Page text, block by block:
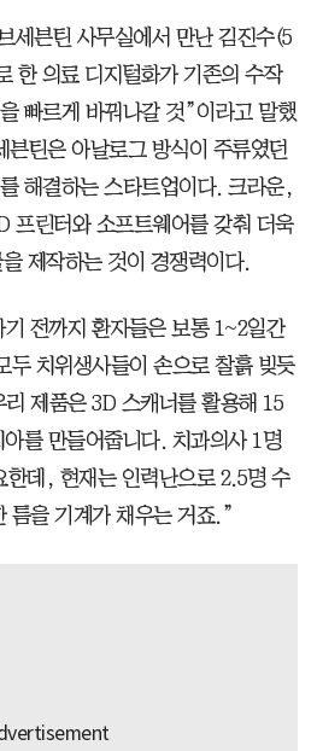
세븐틴 사무실에서 만난 김진수(5
한 의료 디지털화가 기존의 수작
빠르게 바꿔나갈 것”이라고 말했
븐틴은 아날로그 방식이 주류였던
해결하는 스타트업이다. 크라운,
프린터와 소프트웨어를 갖춰 더욱
제작하는 것이 경쟁력이다.
전까지 환자들은 보통 1~2일간
두 치위생사들이 손으로 찰흙 빚듯
제품은 3D 스캐너를 활용해 15
를 만들어줍니다. 치과의사 1명
한데, 현재는 인력난으로 2.5명 수
틈을 기계가 채우는 거죠.”